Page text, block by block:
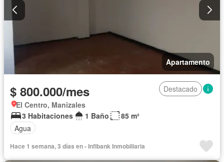
Apartamento
$ 800.000/mes
Destacado
El Centro, Manizales
3 Habitaciones
1 Baño
85 m²
Agua
Hace 1 semana, 3 días en - Infibank Inmobiliaria